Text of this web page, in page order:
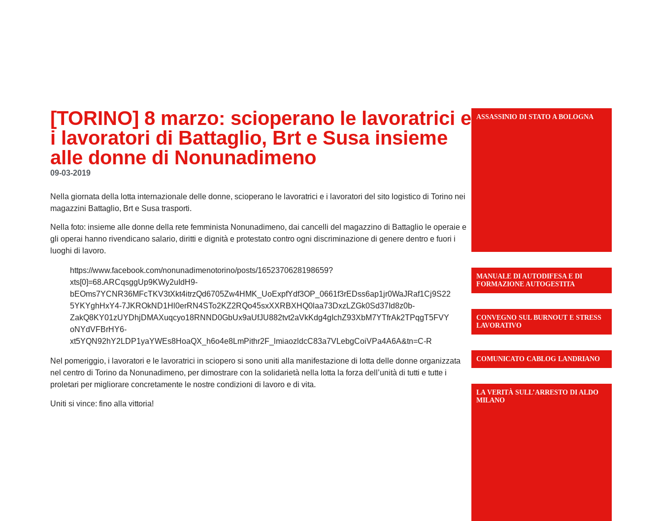
[TORINO] 8 marzo: scioperano le lavoratrici e
i lavoratori di Battaglio, Brt e Susa insieme
alle donne di Nonunadimeno
09-03-2019
Nella giornata della lotta internazionale delle donne, scioperano le lavoratrici e i lavoratori del sito logistico di Torino nei
magazzini Battaglio, Brt e Susa trasporti.
Nella foto: insieme alle donne della rete femminista Nonunadimeno, dai cancelli del magazzino di Battaglio le operaie e
gli operai hanno rivendicano salario, diritti e dignità e protestato contro ogni discriminazione di genere dentro e fuori i
luoghi di lavoro.
https://www.facebook.com/nonunadimenotorino/posts/1652370628198659?
xts[0]=68.ARCqsggUp9KWy2uIdH9-
bEOms7YCNR36MFcTKV3tXkt4itrzQd6705Zw4HMK_UoExpfYdf3OP_0661f3rEDss6ap1jr0WaJRaf1Cj9S22
5YKYghHxY4-7JKROkND1Hl0erRN4STo2KZ2RQo45sxXXRBXHQ0laa73DxzLZGk0Sd37Id8z0b-
ZakQ8KY01zUYDhjDMAXuqcyo18RNND0GbUx9aUfJU882tvt2aVkKdg4gIchZ93XbM7YTfrAk2TPqgT5FVY
oNYdVFBrHY6-
xt5YQN92hY2LDP1yaYWEs8HoaQX_h6o4e8LmPithr2F_lmiaozldcC83a7VLebgCoiVPa4A6A&tn=C-R
Nel pomeriggio, i lavoratori e le lavoratrici in sciopero si sono uniti alla manifestazione di lotta delle donne organizzata
nel centro di Torino da Nonunadimeno, per dimostrare con la solidarietà nella lotta la forza dell’unità di tutti e tutte i
proletari per migliorare concretamente le nostre condizioni di lavoro e di vita.
Uniti si vince: fino alla vittoria!
ASSASSINIO DI STATO A BOLOGNA
MANUALE DI AUTODIFESA E DI
FORMAZIONE AUTOGESTITA
CONVEGNO SUL BURNOUT E STRESS
LAVORATIVO
COMUNICATO CABLOG LANDRIANO
LA VERITÀ SULL’ARRESTO DI ALDO
MILANO